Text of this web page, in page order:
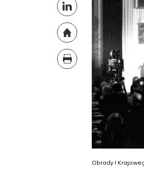
Obrady I